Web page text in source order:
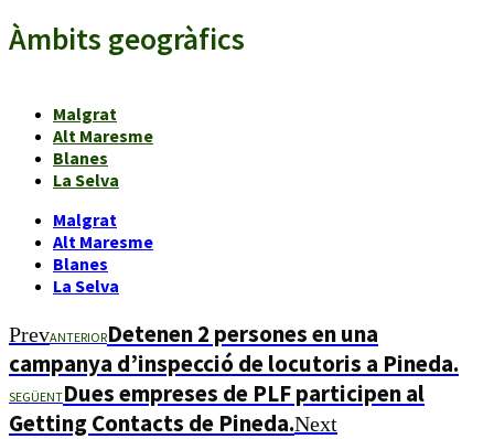
Àmbits geogràfics
Malgrat
Alt Maresme
Blanes
La Selva
Malgrat
Alt Maresme
Blanes
La Selva
PrevANTERIORDetenen 2 persones en una
campanya d’inspecció de locutoris a Pineda.
SEGÜENTDues empreses de PLF participen al
Getting Contacts de Pineda.Next